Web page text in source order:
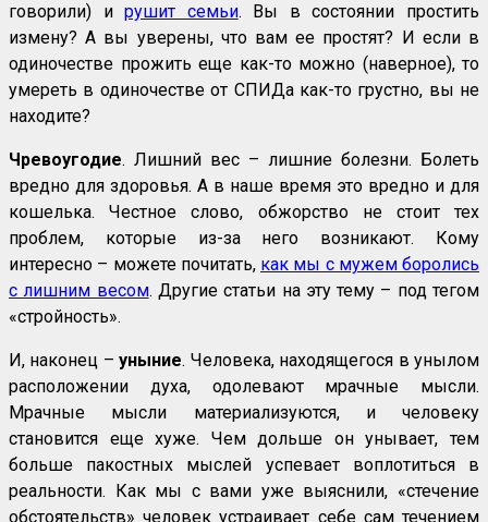
говорили) ирушит семьи. Вы в состоянии простить
измену? А вы уверены, что вам ее простят? И если в
одиночестве прожить еще как-то можно (наверное), то
умереть в одиночестве от СПИДа как-то грустно, вы не
находите?
Чревоугодие. Лишний вес – лишние болезни. Болеть
вредно для здоровья. А в наше время это вредно и для
кошелька. Честное слово, обжорство не стоит тех
проблем, которые из-за него возникают. Кому
интересно – можете почитать, как мы с мужем боролись
с лишним весом. Другие статьи на эту тему – под тегом
«стройность».
И, наконец –уныние. Человека, находящегося в унылом
расположении духа, одолевают мрачные мысли.
Мрачные мысли материализуются, и человеку
становится еще хуже. Чем дольше он унывает, тем
больше пакостных мыслей успевает воплотиться в
реальности. Как мы с вами уже выяснили, «стечение
обстоятельств» человек устраивает себе сам течением